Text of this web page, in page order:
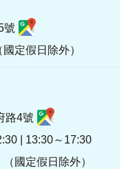
號
定假日除外）
路4號
| 13:30～17:30
國定假日除外）